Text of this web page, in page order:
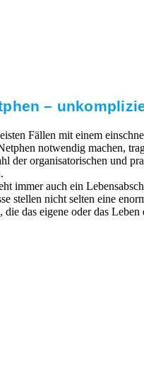
–
Fällen mit einem
notwendig machen,
der organisatorischen und
immer auch ein
stellen nicht selten eine
das eigene oder das